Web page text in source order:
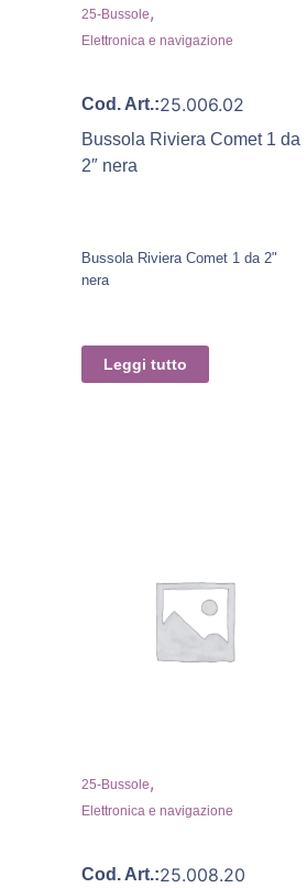
25-Bussole,
Elettronica e navigazione
Cod. Art.:25.006.02
Bussola Riviera Comet 1 da
2″ nera
Bussola Riviera Comet 1 da 2"
nera
Leggi tutto
25-Bussole,
Elettronica e navigazione
Cod. Art.:25.008.20